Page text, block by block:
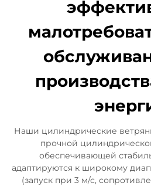
Наши цилиндрические
прочной
обеспечивающей
адаптируются к широкому
(запуск при 3 м/с,